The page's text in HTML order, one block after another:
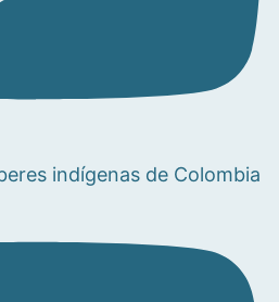
indígenas de Colombia